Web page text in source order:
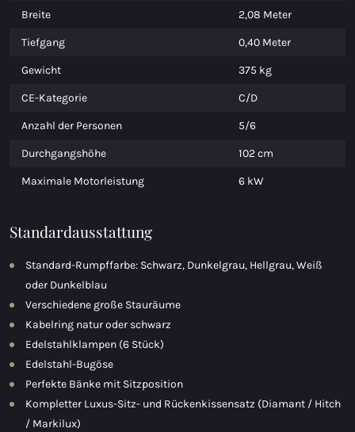
Breite 2,08 Meter
Tiefgang 0,40 Meter
Gewicht 375 kg
CE-Kategorie C/D
Anzahl der Personen 5/6
Durchgangshöhe 102 cm
Maximale Motorleistung 6 kW
Standardausstattung
Standard-Rumpffarbe: Schwarz, Dunkelgrau, Hellgrau, Weiß
oder Dunkelblau
Verschiedene große Stauräume
Kabelring natur oder schwarz
Edelstahlklampen (6 Stück)
Edelstahl-Bugöse
Perfekte Bänke mit Sitzposition
Kompletter Luxus-Sitz- und Rückenkissensatz (Diamant / Hitch
/ Markilux)